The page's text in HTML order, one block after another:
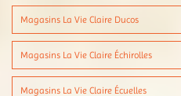
Magasins La Vie Claire Ducos
Magasins La Vie Claire Échirolles
Magasins La Vie Claire Écuelles